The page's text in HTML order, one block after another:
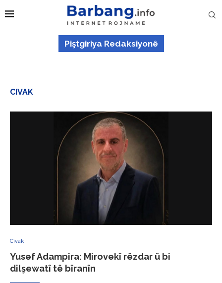
Piştgiriya Redaksiyonê
CIVAK
Civak
Yusef Adampira: Mirovekî rêzdar û bi
dilşewatî tê bîranîn